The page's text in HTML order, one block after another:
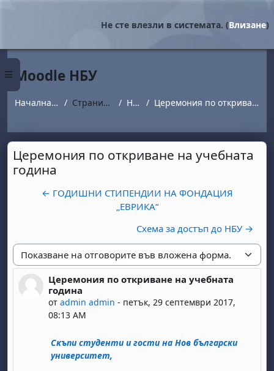
Страничен панел
Не сте влезли в системата. (Влизане)
Moodle НБУ
Начална страница Страници от сайта Новини Церемония по откриване на учебната година
Церемония по откриване на учебната
година
← ГОДИШНИ СТИПЕНДИИ НА ФОНДАЦИЯ
„ЕВРИКА“
Схема за достъп до НБУ →
Начин на показване
Церемония по откриване на учебната
година
от admin admin - петък, 29 септември 2017,
08:13 AM
Number of replies: 0
Скъпи студенти и гости на Нов български
университет,